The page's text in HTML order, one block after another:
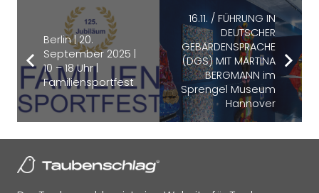
Berlin | 20.
September 2025 |
10 – 18 Uhr |
Familiensportfest
16.11. / FÜHRUNG IN
DEUTSCHER
GEBÄRDENSPRACHE
(DGS) MIT MARTINA
BERGMANN im
Sprengel Museum
Hannover